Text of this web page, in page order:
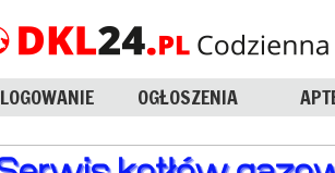
LOGOWANIE OGŁOSZENIA